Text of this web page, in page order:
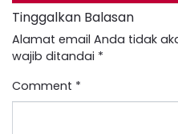
Tinggalkan Balasan
Alamat email Anda tidak
wajib ditandai *
Comment *